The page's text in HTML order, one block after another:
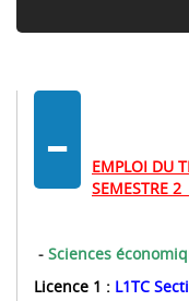
-
EMPLOI DU
SEMESTRE
- Sciences
Licence 1 : L1TC